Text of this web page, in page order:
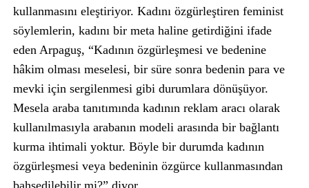
kullanmasını eleştiriyor. Kadını özgürleştiren feminist
söylemlerin, kadını bir meta haline getirdiğini ifade
eden Arpaguş, “Kadının özgürleşmesi ve bedenine
hâkim olması meselesi, bir süre sonra bedenin para ve
mevki için sergilenmesi gibi durumlara dönüşüyor.
Mesela araba tanıtımında kadının reklam aracı olarak
kullanılmasıyla arabanın modeli arasında bir bağlantı
kurma ihtimali yoktur. Böyle bir durumda kadının
özgürleşmesi veya bedeninin özgürce kullanmasından